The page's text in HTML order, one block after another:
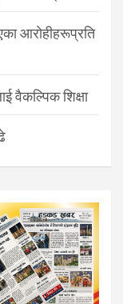
आरोहीहरूप्रति
वैकल्पिक शिक्षा